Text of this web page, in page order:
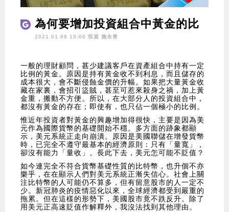
為何要增加投資組合中黃金的比
例
2021.01.08 15:00 投資 施永青
一般的理財顧問，甚少建議客戶在資產組合中持有一定
比例的黃金。原因是持有黃金收不到利息，而且儲存的
成本很大，會不斷侵蝕金價的升幅。如果把大量黃金收
藏在家裏，會招引盜賊，甚至可惹來殺身之禍，加上黃
金重，搬動不方便。所以，在大部分人的投資組合中，
都沒有黃金的存在；即使有，也只佔一個極小的比例。
惟近年投資者對黃金的興趣增加得很快，主要是因為美
元作為國際貨幣的基礎開始不穩。多方面的跡象都顯
示，美元系統正走向崩潰。原因是美國聯儲在增發貨幣
時，已完全不遵守最基本的經濟原則：只有「量寬」，
卻沒有能力「量收」。長此下去，美元怎可能不貶值？
如今連完全不符合貨幣基礎性質的比特幣，也升個不亦
樂乎，在在顯示人們對美元系統正漸失信心。社會上關
注比特幣的人可能仍不算多，但有留意股市的人一定不
少。新冠肺炎的疫情惡化以來，全球經濟都受到嚴重的
拖累。但在這樣的形勢下，美國股市竟不跌反升。除了
用美元正高速貶值作解釋外，我沒法找到其他理由。